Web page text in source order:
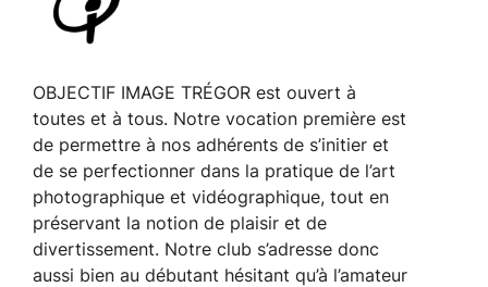
OBJECTIF IMAGE TRÉGOR est ouvert à
toutes et à tous. Notre vocation première est
de permettre à nos adhérents de s’initier et
de se perfectionner dans la pratique de l’art
photographique et vidéographique, tout en
préservant la notion de plaisir et de
divertissement. Notre club s’adresse donc
aussi bien au débutant hésitant qu’à l’amateur